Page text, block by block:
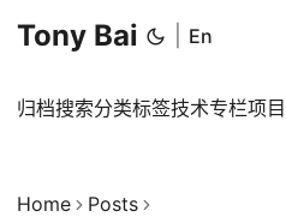
Tony Bai En
归档搜索分类标签技术专栏项目
Home Posts